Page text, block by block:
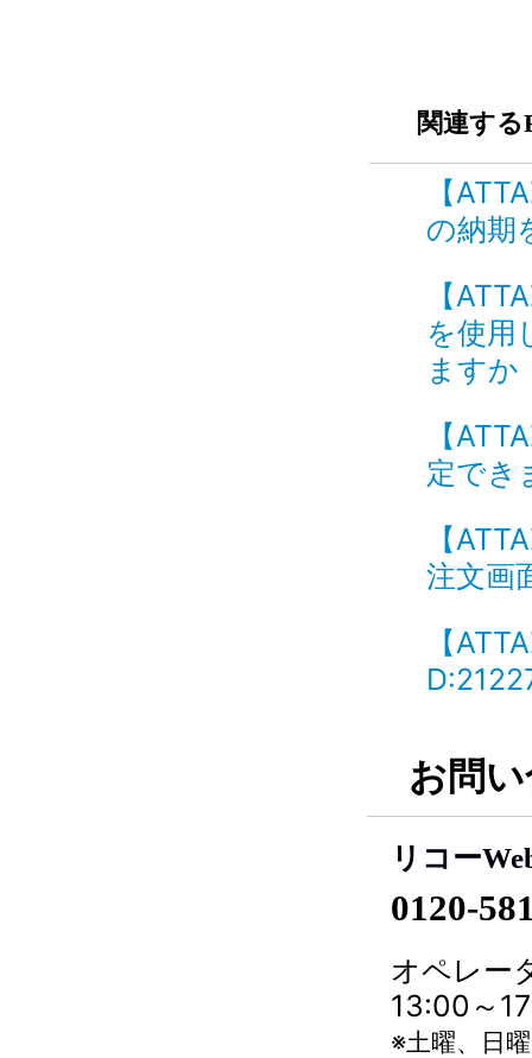
関連する
【
の納期
【
を使用
ます
【
定で
【
注文画
【
お問
リコー
0120-
オペレー
13:00～
※土曜、日